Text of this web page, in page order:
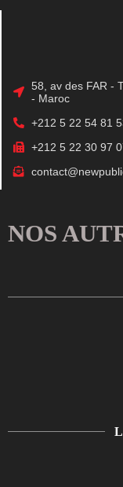
58, av des FAR -
- Maroc
+212 5 22 54 81
+212 5 22 30 97
NOS